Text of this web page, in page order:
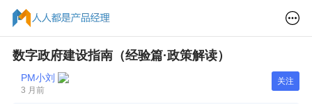
数字政府建设指南（经验篇·政策解读）
PM小刘
3 月前
关注